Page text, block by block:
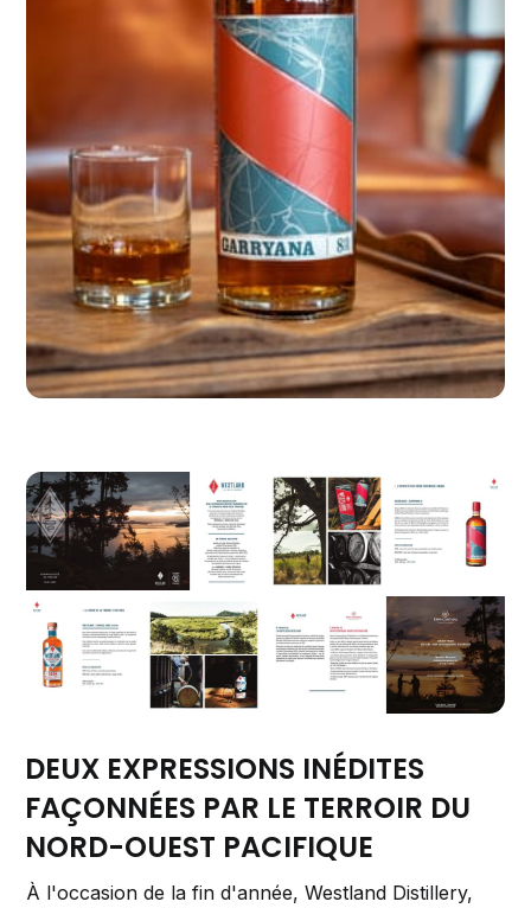
DEUX EXPRESSIONS INÉDITES
FAÇONNÉES PAR LE TERROIR DU
NORD-OUEST PACIFIQUE
À l'occasion de la fin d'année, Westland Distillery,